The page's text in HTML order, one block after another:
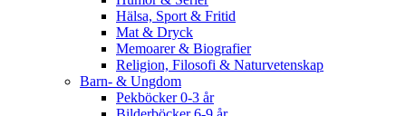
Hälsa, Sport & Fritid
Mat & Dryck
Memoarer & Biografier
Religion, Filosofi & Naturvetenskap
Barn- & Ungdom
Pekböcker 0-3 år